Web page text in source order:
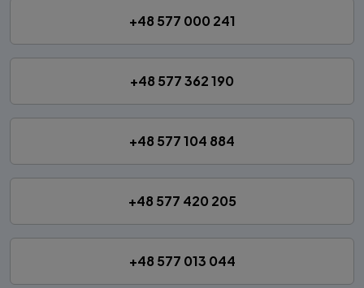
+48 577 000 241
+48 577 362 190
+48 577 104 884
+48 577 420 205
+48 577 013 044